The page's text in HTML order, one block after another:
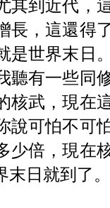
，這還得
世界末
有一些
武，現
可怕不
倍，現
日就到了。